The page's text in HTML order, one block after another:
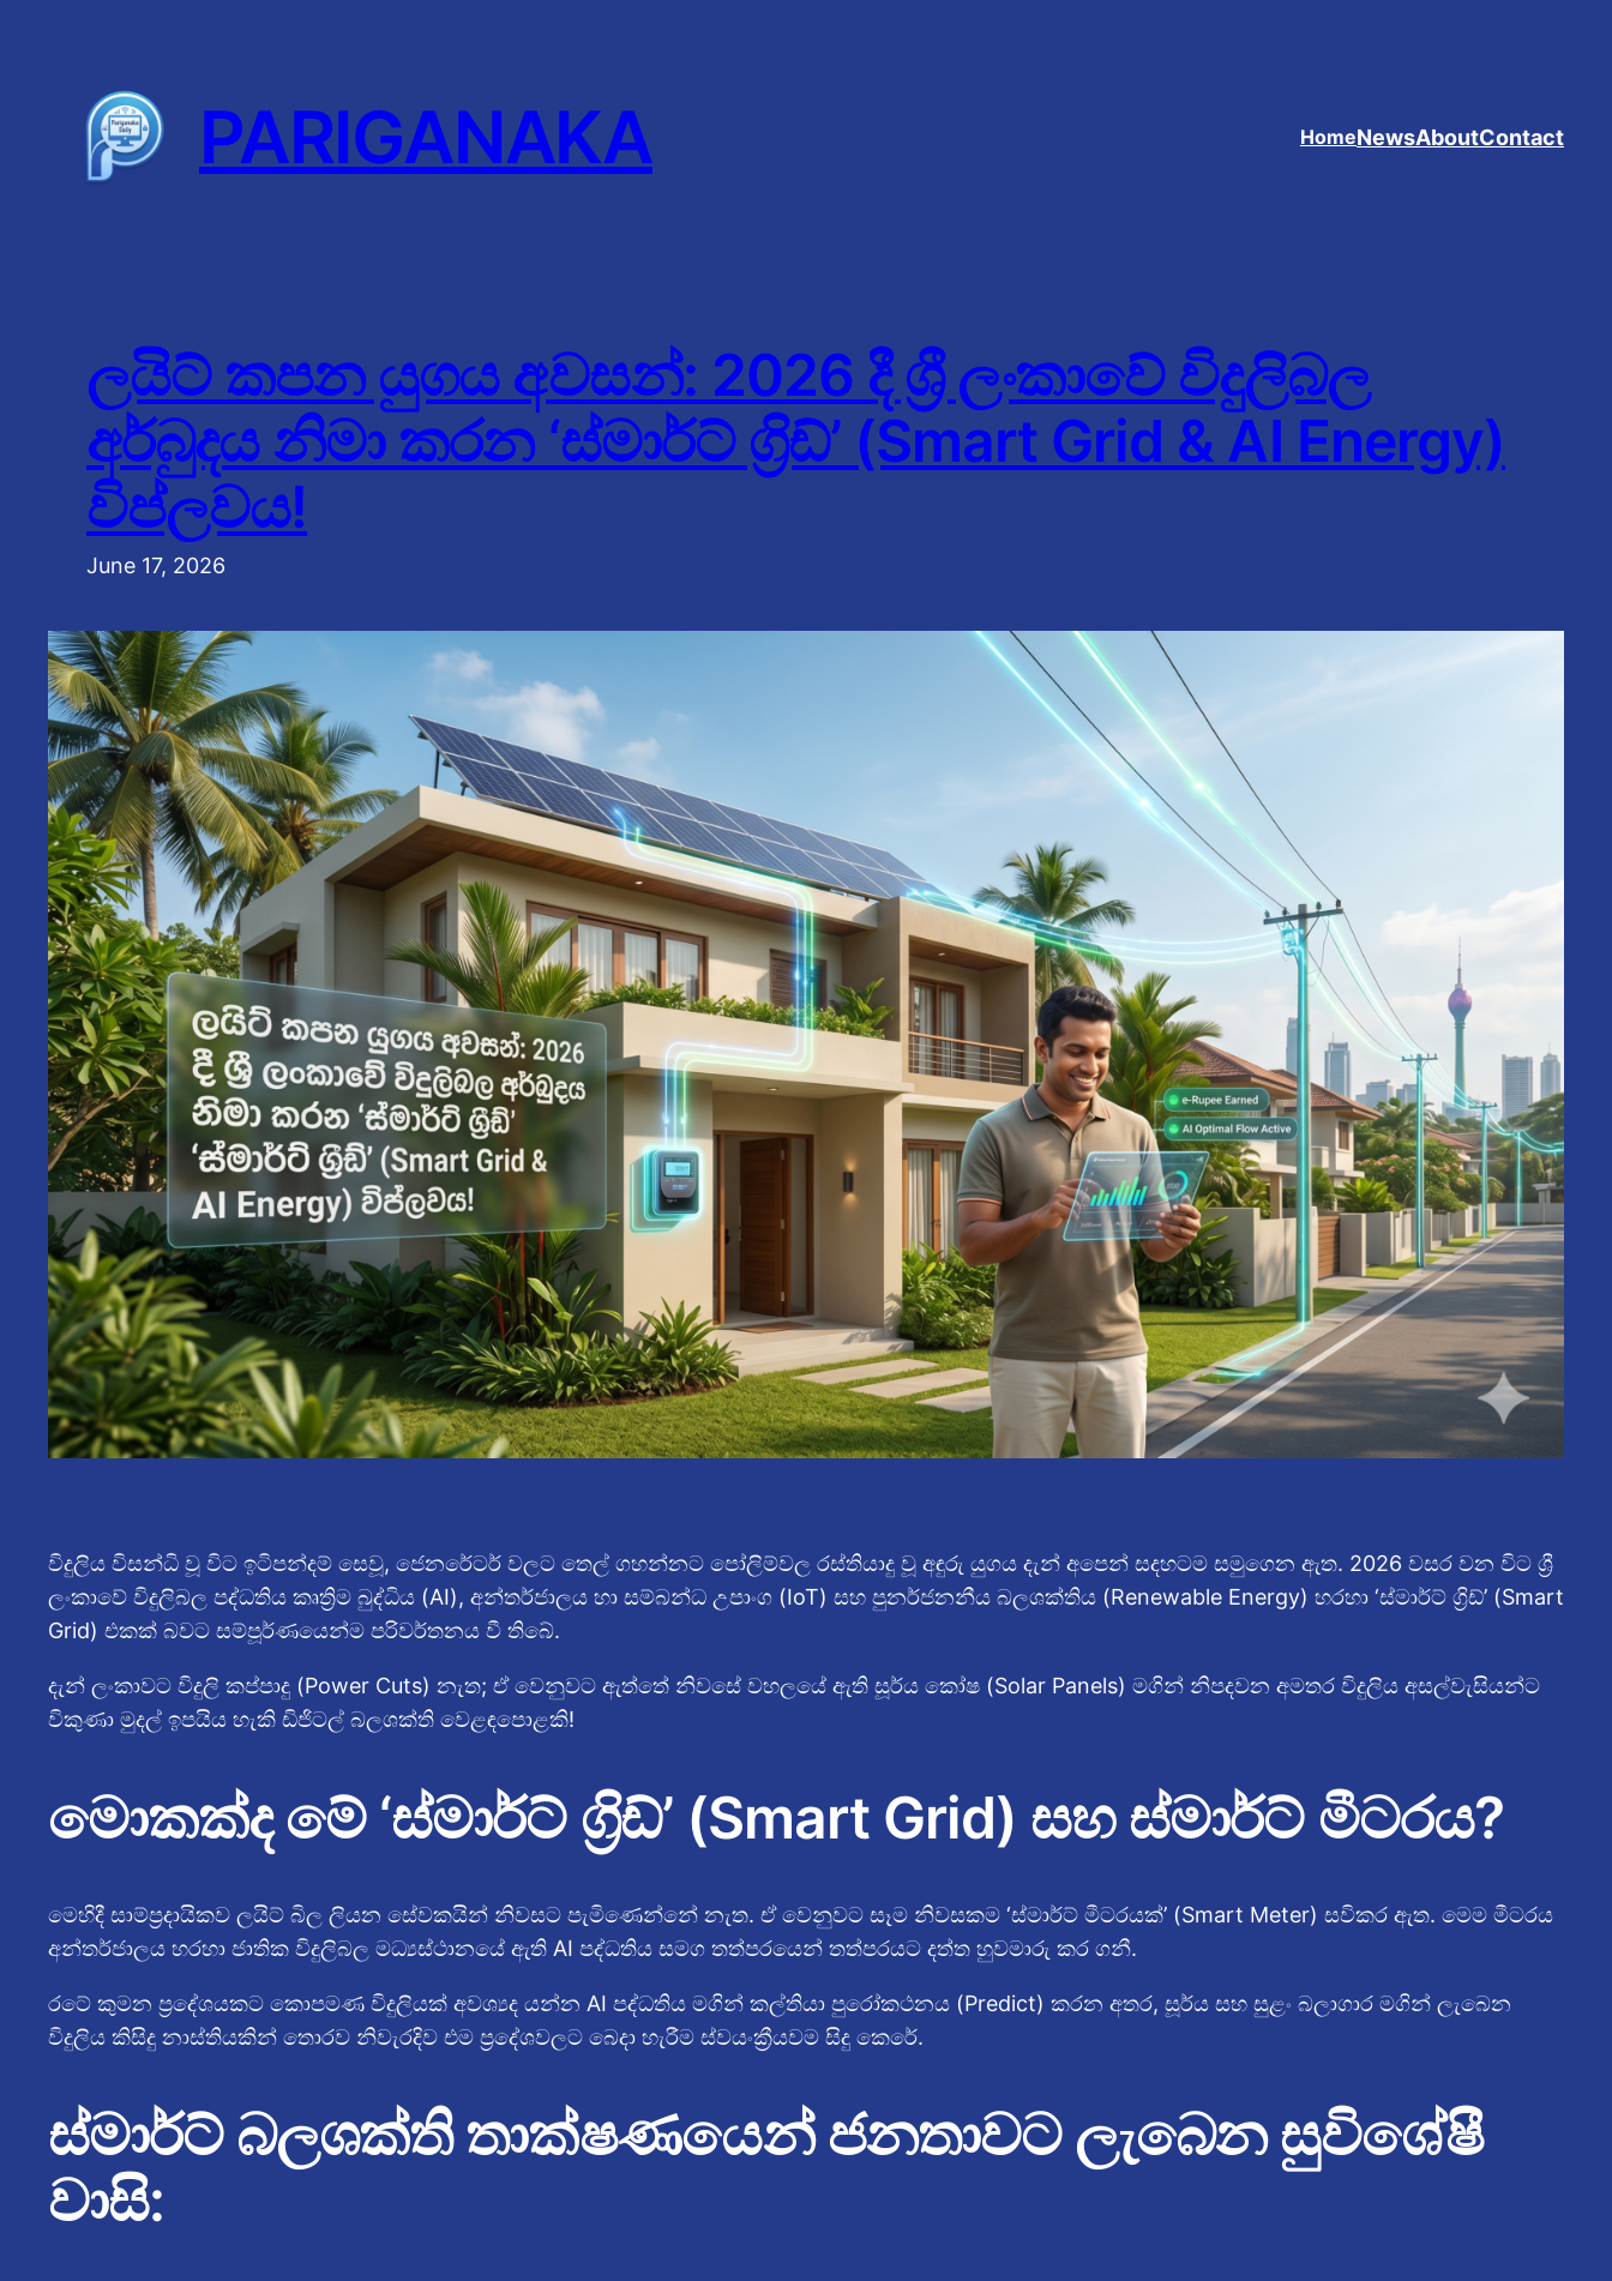
PARIGANAKA HomeNewsAboutContact
ලයිට් කපන යුගය අවසන්: 2026 දී ශ්‍රී ලංකාවේ විදුලිබල
අර්බුදය නිමා කරන ‘ස්මාර්ට් ග්‍රිඩ්’ (Smart Grid & AI Energy)
විප්ලවය!
June 17, 2026
විදුලිය විසන්ධි වූ විට ඉටිපන්දම් සෙවූ, ජෙනරේටර් වලට තෙල් ගහන්නට පෝලිම්වල රස්තියාදු වූ අඳුරු යුගය දැන් අපෙන් සදහටම සමුගෙන ඇත. 2026 වසර වන විට ශ්‍රී
ලංකාවේ විදුලිබල පද්ධතිය කෘත්‍රිම බුද්ධිය (AI), අන්තර්ජාලය හා සම්බන්ධ උපාංග (IoT) සහ පුනර්ජනනීය බලශක්තිය (Renewable Energy) හරහා ‘ස්මාර්ට් ග්‍රිඩ්’ (Smart
Grid) එකක් බවට සම්පූර්ණයෙන්ම පරිවර්තනය වී තිබේ.
දැන් ලංකාවට විදුලි කප්පාදු (Power Cuts) නැත; ඒ වෙනුවට ඇත්තේ නිවසේ වහලයේ ඇති සූර්ය කෝෂ (Solar Panels) මගින් නිපදවන අමතර විදුලිය අසල්වැසියන්ට
විකුණා මුදල් ඉපයිය හැකි ඩිජිටල් බලශක්ති වෙළඳපොළකි!
මොකක්ද මේ ‘ස්මාර්ට් ග්‍රිඩ්’ (Smart Grid) සහ ස්මාර්ට් මීටරය?
මෙහිදී සාම්ප්‍රදායිකව ලයිට් බිල ලියන සේවකයින් නිවසට පැමිණෙන්නේ නැත. ඒ වෙනුවට සෑම නිවසකම ‘ස්මාර්ට් මීටරයක්’ (Smart Meter) සවිකර ඇත. මෙම මීටරය
අන්තර්ජාලය හරහා ජාතික විදුලිබල මධ්‍යස්ථානයේ ඇති AI පද්ධතිය සමග තත්පරයෙන් තත්පරයට දත්ත හුවමාරු කර ගනී.
රටේ කුමන ප්‍රදේශයකට කොපමණ විදුලියක් අවශ්‍යද යන්න AI පද්ධතිය මගින් කල්තියා පුරෝකථනය (Predict) කරන අතර, සූර්ය සහ සුළං බලාගාර මගින් ලැබෙන
විදුලිය කිසිදු නාස්තියකින් තොරව නිවැරදිව එම ප්‍රදේශවලට බෙදා හැරීම ස්වයංක්‍රීයවම සිදු කෙරේ.
ස්මාර්ට් බලශක්ති තාක්ෂණයෙන් ජනතාවට ලැබෙන සුවිශේෂී
වාසි: